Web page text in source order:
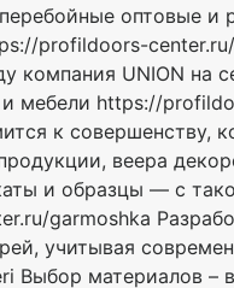
оптовые
profildoors-
компания UNION на
мебели https://
к
веера
и образцы — с
garmoshka
учитывая
Выбор материалов –